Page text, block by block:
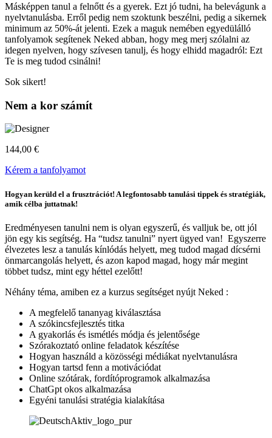
Másképpen tanul a felnőtt és a gyerek. Ezt jó tudni, ha belevágunk a
nyelvtanulásba. Erről pedig nem szoktunk beszélni, pedig a sikernek
minimum az 50%-át jelenti. Ezek a maguk nemében egyedülálló
tanfolyamok segítenek Neked abban, hogy meg merj szólalni az
idegen nyelven, hogy szívesen tanulj, és hogy elhidd magadról: Ezt
Te is meg tudod csinálni!
Sok sikert!
Nem a kor számít
144,00 €
Kérem a tanfolyamot
Hogyan kerüld el a frusztrációt! A legfontosabb tanulási tippek és stratégiák,
amik célba juttatnak!
Eredményesen tanulni nem is olyan egyszerű, és valljuk be, ott jól
jön egy kis segítség. Ha “tudsz tanulni” nyert ügyed van! Egyszerre
élvezetes lesz a tanulás kínlódás helyett, meg tudod magad dícsérni
önmarcangolás helyett, és azon kapod magad, hogy már megint
többet tudsz, mint egy héttel ezelőtt!
Néhány téma, amiben ez a kurzus segítséget nyújt Neked :
A megfelelő tananyag kiválasztása
A szókincsfejlesztés titka
A gyakorlás és ismétlés módja és jelentősége
Szórakoztató online feladatok készítése
Hogyan használd a közösségi médiákat nyelvtanulásra
Hogyan tartsd fenn a motivációdat
Online szótárak, fordítóprogramok alkalmazása
ChatGpt okos alkalmazása
Egyéni tanulási stratégia kialakítása